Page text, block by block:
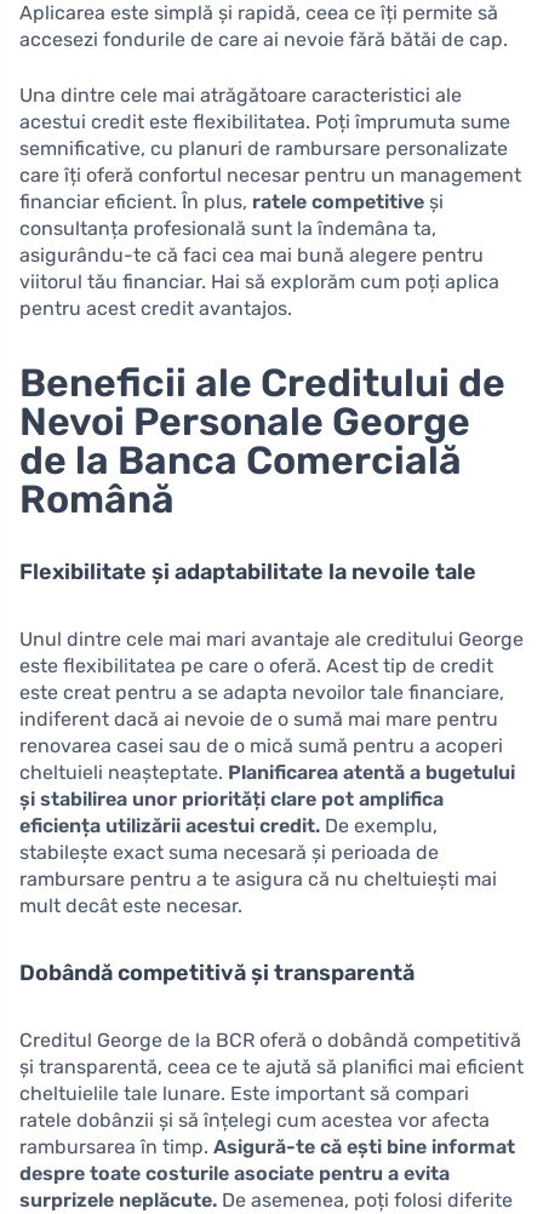
Aplicarea este simplă și rapidă, ceea ce îți permite să
accesezi fondurile de care ai nevoie fără bătăi de cap.
Una dintre cele mai atrăgătoare caracteristici ale
acestui credit este flexibilitatea. Poți împrumuta sume
semnificative, cu planuri de rambursare personalizate
care îți oferă confortul necesar pentru un management
financiar eficient. În plus, ratele competitive și
consultanța profesională sunt la îndemâna ta,
asigurându-te că faci cea mai bună alegere pentru
viitorul tău financiar. Hai să explorăm cum poți aplica
pentru acest credit avantajos.
Beneficii ale Creditului de
Nevoi Personale George
de la Banca Comercială
Română
Flexibilitate și adaptabilitate la nevoile tale
Unul dintre cele mai mari avantaje ale creditului George
este flexibilitatea pe care o oferă. Acest tip de credit
este creat pentru a se adapta nevoilor tale financiare,
indiferent dacă ai nevoie de o sumă mai mare pentru
renovarea casei sau de o mică sumă pentru a acoperi
cheltuieli neașteptate. Planificarea atentă a bugetului
și stabilirea unor priorități clare pot amplifica
eficiența utilizării acestui credit. De exemplu,
stabilește exact suma necesară și perioada de
rambursare pentru a te asigura că nu cheltuiești mai
mult decât este necesar.
Dobândă competitivă și transparentă
Creditul George de la BCR oferă o dobândă competitivă
și transparentă, ceea ce te ajută să planifici mai eficient
cheltuielile tale lunare. Este important să compari
ratele dobânzii și să înțelegi cum acestea vor afecta
rambursarea în timp. Asigură-te că ești bine informat
despre toate costurile asociate pentru a evita
surprizele neplăcute. De asemenea, poți folosi diferite